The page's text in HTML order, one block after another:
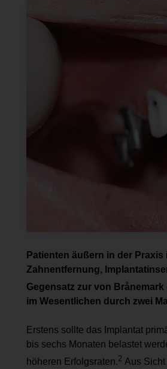
Patienten äußern in der
Zahnentfernung,
Gegensatz zur von Brånemark
im Wesentlichen durch zwei
Erstens sollte das Implantat
bis sechs Monaten belastet
höheren Erfolgsraten.2 Aus